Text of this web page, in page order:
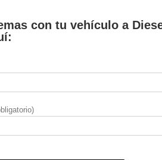
con tu vehículo a